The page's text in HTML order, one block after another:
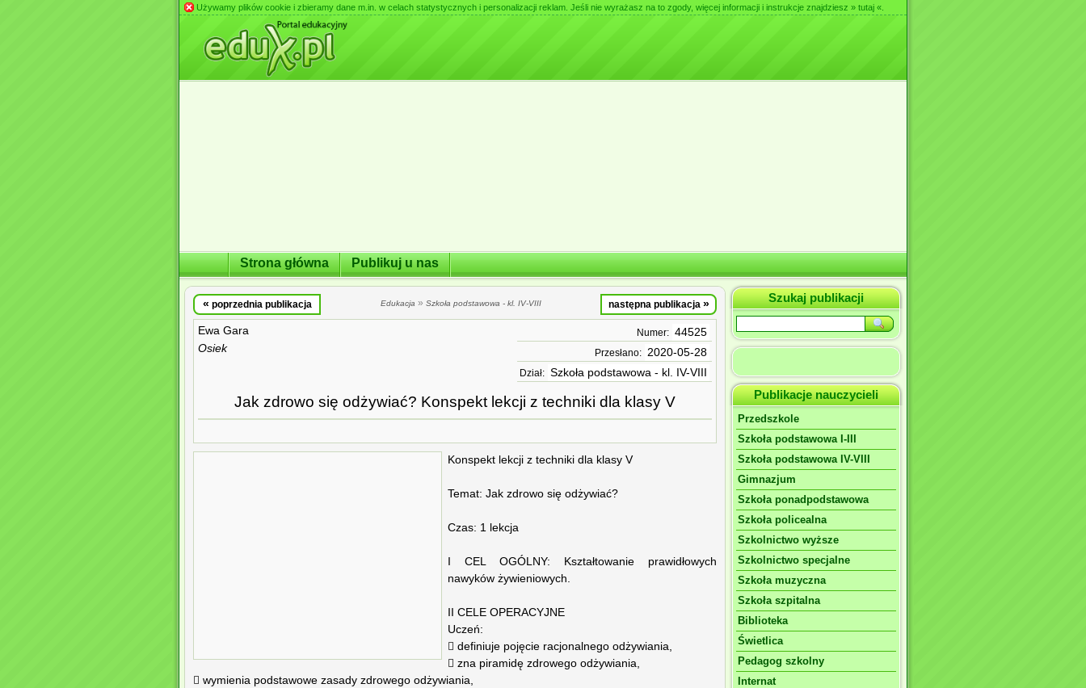
Używamy plików cookie i zbieramy dane m.in. w celach statystycznych i personalizacji reklam. Jeśli nie wyrażasz na to zgody, więcej informacji i instrukcje znajdziesz » tutaj «
Strona główna Publikuj u nas
« poprzednia publikacja Edukacja » Szkoła podstawowa - kl. IV-VIII następna publikacja »
Ewa Gara
Osiek
Numer: 44525
Przesłano: 2020-05-28
Dział: Szkoła podstawowa - kl. IV-VIII
Jak zdrowo się odżywiać? Konspekt lekcji z techniki dla klasy V
Konspekt lekcji z techniki dla klasy V
Temat: Jak zdrowo się odżywiać?
Czas: 1 lekcja
I CEL OGÓLNY: Kształtowanie prawidłowych
nawyków żywieniowych.
II CELE OPERACYJNE
Uczeń:
 definiuje pojęcie racjonalnego odżywiania,
 zna piramidę zdrowego odżywiania,
 wymienia podstawowe zasady zdrowego odżywiania,
Szukaj publikacji
Publikacje nauczycieli
Przedszkole
Szkoła podstawowa I-III
Szkoła podstawowa IV-VIII
Gimnazjum
Szkoła ponadpodstawowa
Szkoła policealna
Szkolnictwo wyższe
Szkolnictwo specjalne
Szkoła muzyczna
Szkoła szpitalna
Biblioteka
Świetlica
Pedagog szkolny
Internat